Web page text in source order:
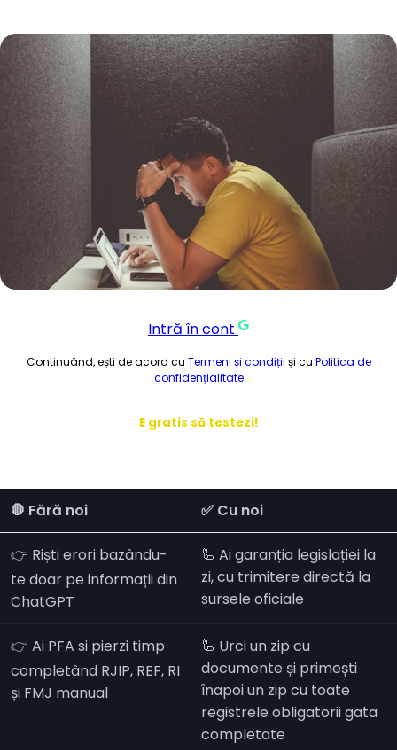
Intră în cont
Continuând, ești de acord cu Termeni și condiții și cu Politica de
confidențialitate
E gratis să testezi!
🛑 Fără noi ✅ Cu noi
👉 Riști erori bazându-
te doar pe informații din
ChatGPT
🦾 Ai garanția legislației la
zi, cu trimitere directă la
sursele oficiale
👉 Ai PFA si pierzi timp
completând RJIP, REF, RI
și FMJ manual
🦾 Urci un zip cu
documente și primești
înapoi un zip cu toate
registrele obligatorii gata
completate